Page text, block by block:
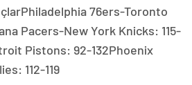
76ers-Toronto
Pacers-New York Knicks: 115-
Pistons: 92-132Phoenix
112-119